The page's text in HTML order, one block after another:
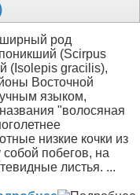
род
(Scirpus
(Isolepis gracilis),
Восточной
языком,
"волосяная
низкие кочки из
побегов, на
листья. ...